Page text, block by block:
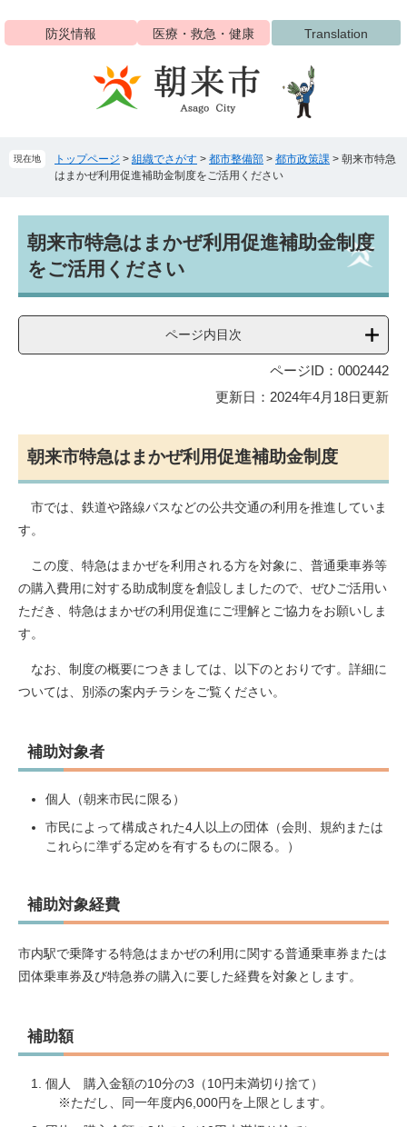
ジ
ュ
防災情報 医療・救急・健康 Translation
現在地 トップページ > 組織でさがす > 都市整備部 > 都市政策課 > 朝来市特急
はまかぜ利用促進補助金制度をご活用ください
文朝来市特急はまかぜ利用促進補助金制度
をご活用ください
ページ内目次
ページID：0002442
更新日：2024年4月18日更新
朝来市特急はまかぜ利用促進補助金制度
市では、鉄道や路線バスなどの公共交通の利用を推進していま
す。
この度、特急はまかぜを利用される方を対象に、普通乗車券等
の購入費用に対する助成制度を創設しましたので、ぜひご活用い
ただき、特急はまかぜの利用促進にご理解とご協力をお願いしま
す。
なお、制度の概要につきましては、以下のとおりです。詳細に
ついては、別添の案内チラシをご覧ください。
補助対象者
個人（朝来市民に限る）
市民によって構成された4人以上の団体（会則、規約または
これらに準ずる定めを有するものに限る。）
補助対象経費
市内駅で乗降する特急はまかぜの利用に関する普通乗車券または
団体乗車券及び特急券の購入に要した経費を対象とします。
補助額
個人 購入金額の10分の3（10円未満切り捨て）
※ただし、同一年度内6,000円を上限とします。